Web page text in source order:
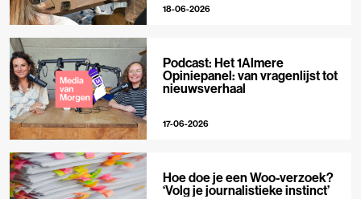
18-06-2026
Podcast: Het 1Almere
Opiniepanel: van vragenlijst tot
nieuwsverhaal
17-06-2026
Hoe doe je een Woo-verzoek?
‘Volg je journalistieke instinct’